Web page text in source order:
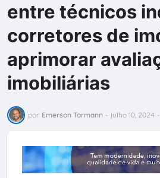
entre técnicos
corretores de
aprimorar
imobiliárias
por Emerson Tormann - julho 10, 2024 -